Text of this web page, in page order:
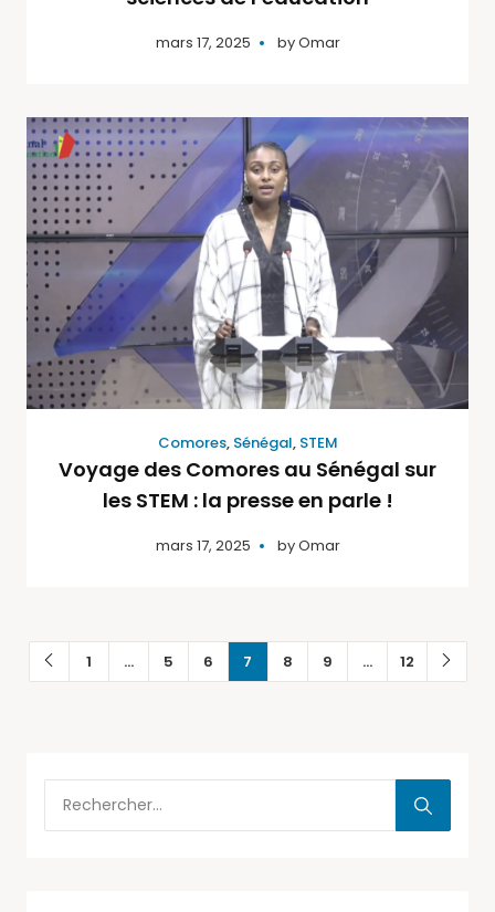
mars 17, 2025 byOmar
Comores, Sénégal, STEM
Voyage des Comores au Sénégal sur
les STEM : la presse en parle !
mars 17, 2025 byOmar
1 … 5 6 7 8 9 … 12